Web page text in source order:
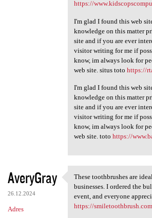
https://
I'm glad I found this web
knowledge on this matter
site and if you are ever
visitor writing for me if
know, im always look for
web site. situs toto https://
I'm glad I found this web
knowledge on this matter
site and if you are ever
visitor writing for me if
know, im always look for
web site. toto https://
AveryGray
26.12.2024
Adres
These toothbrushes
These toothbrushes are
businesses. I ordered the
event, and everyone
https://